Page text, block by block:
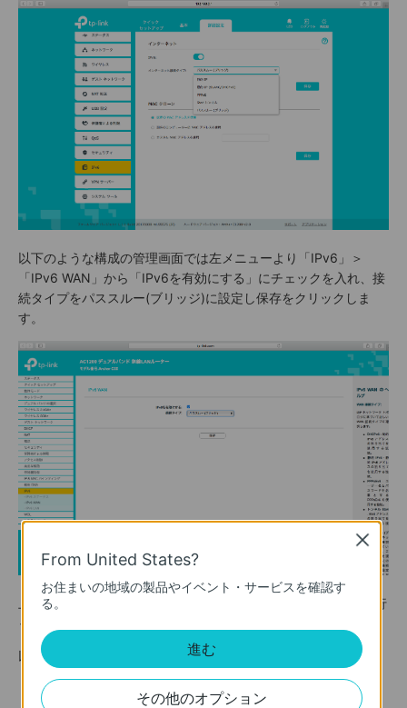
以下のような構成の管理画面では左メニューより「IPv6」＞
「IPv6 WAN」から「IPv6を有効にする」にチェックを入れ、接
続タイプをパススルー(ブリッジ)に設定し保存をクリックしま
す。
上記の設定項目がない場合はファームウェアのアップデートを行
ってください。
以上で設定が完了です｡お疲れ様でした!
From United States?
お住まいの地域の製品やイベント・サービスを確認す
る。
進む
その他のオプション
Close